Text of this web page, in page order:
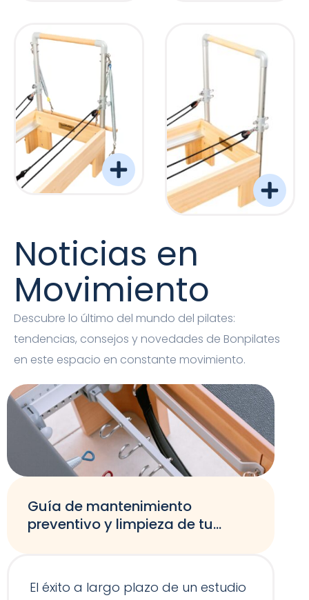
Torre Barreformer Monitor Natural Pro
Noticias en
Movimiento
Descubre lo último del mundo del pilates:
tendencias, consejos y novedades de Bonpilates
en este espacio en constante movimiento.
Guía de mantenimiento
preventivo y limpieza de tu
El éxito a largo plazo de un estudio